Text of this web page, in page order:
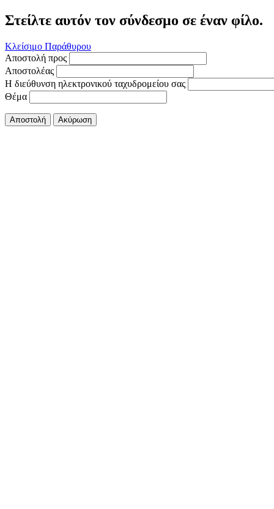
Στείλτε αυτόν τον σύνδεσμο σε έναν φίλο.
Κλείσιμο Παράθυρου
Αποστολή προς
Αποστολέας
Η διεύθυνση ηλεκτρονικού ταχυδρομείου σας
Θέμα
Αποστολή Ακύρωση